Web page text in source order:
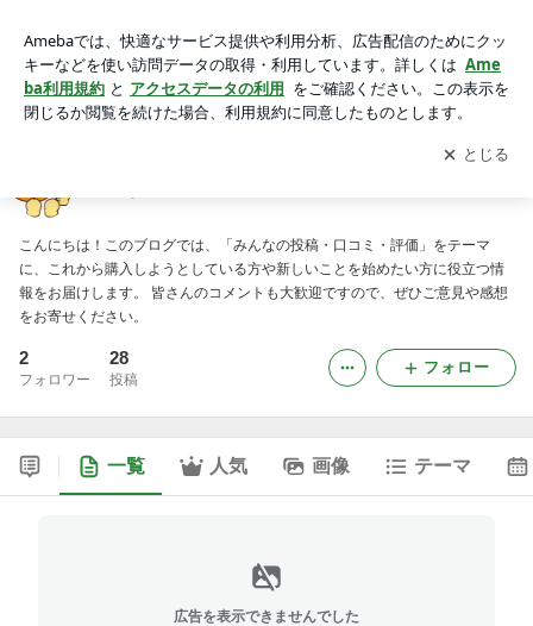
アプリをダウンロードして ブログの更新通知
を受け取りまし
ょう。
開く
こんにちは！このブログでは、「みんなの投稿・口コミ・評価」をテーマ
に、これから購入しようとしている方や新しいことを始めたい方に役立つ情
報をお届けします。 皆さんのコメントも大歓迎ですので、ぜひご意見や感想
をお寄せください。
2
フォロワー
28
投稿
フォロー
一覧 人気 画像 テーマ
広告を表示できませんでした